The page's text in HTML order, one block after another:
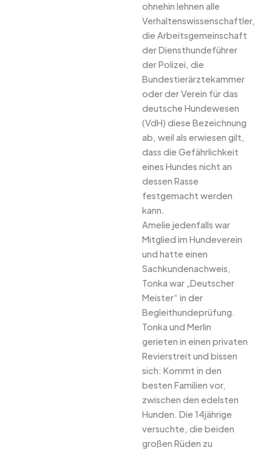
ohnehin lehnen alle
Verhaltenswissenschaftler,
die Arbeitsgemeinschaft
der Diensthundeführer
der Polizei, die
Bundestierärztekammer
oder der Verein für das
deutsche Hundewesen
(VdH) diese Bezeichnung
ab, weil als erwiesen gilt,
dass die Gefährlichkeit
eines Hundes nicht an
dessen Rasse
festgemacht werden
kann.
Amelie jedenfalls war
Mitglied im Hundeverein
und hatte einen
Sachkundenachweis,
Tonka war „Deutscher
Meister“ in der
Begleithundeprüfung.
Tonka und Merlin
gerieten in einen privaten
Revierstreit und bissen
sich: Kommt in den
besten Familien vor,
zwischen den edelsten
Hunden. Die 14jährige
versuchte, die beiden
großen Rüden zu